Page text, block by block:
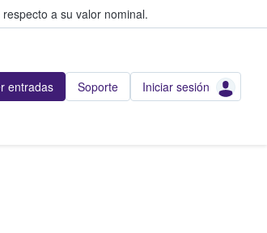
a su valor nominal.
entradas Soporte Iniciar sesión